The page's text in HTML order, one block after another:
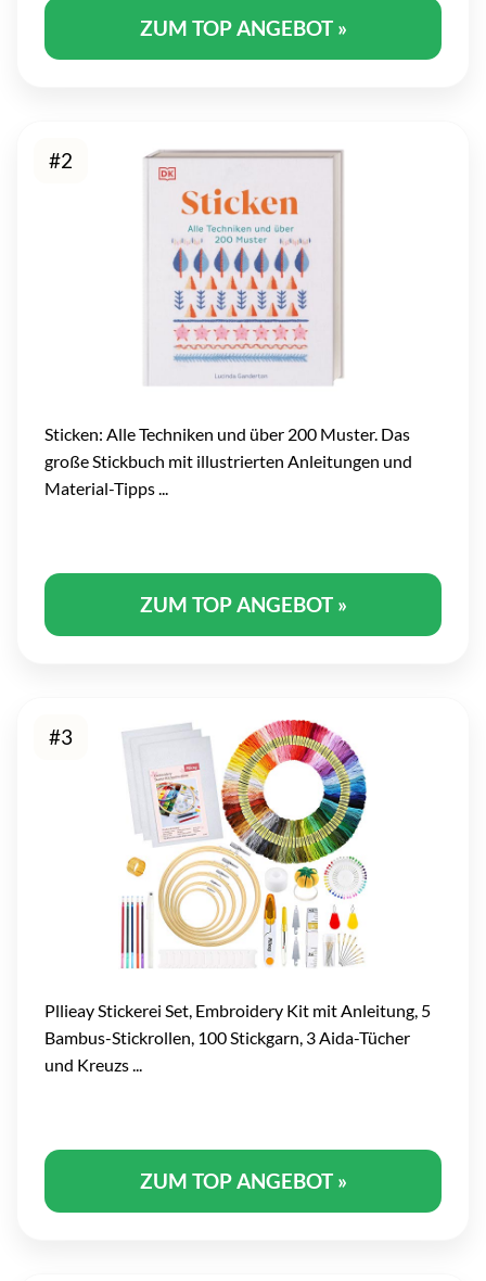
ZUM TOP ANGEBOT »
#2
Sticken: Alle Techniken und über 200 Muster. Das
große Stickbuch mit illustrierten Anleitungen und
Material-Tipps ...
ZUM TOP ANGEBOT »
#3
Pllieay Stickerei Set, Embroidery Kit mit Anleitung, 5
Bambus-Stickrollen, 100 Stickgarn, 3 Aida-Tücher
und Kreuzs ...
ZUM TOP ANGEBOT »